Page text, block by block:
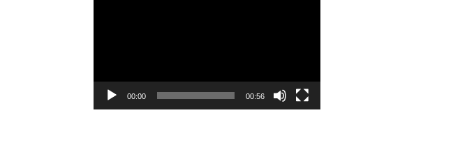
00:00 00:56